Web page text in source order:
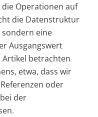
Operationen auf
die Datenstruktur
eine
Ausgangswert
betrachten
etwa, dass wir
oder
der